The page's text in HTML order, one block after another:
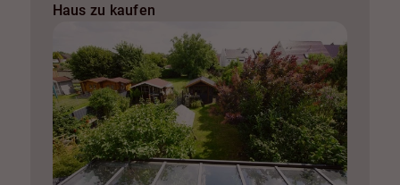
Haus zu kaufen